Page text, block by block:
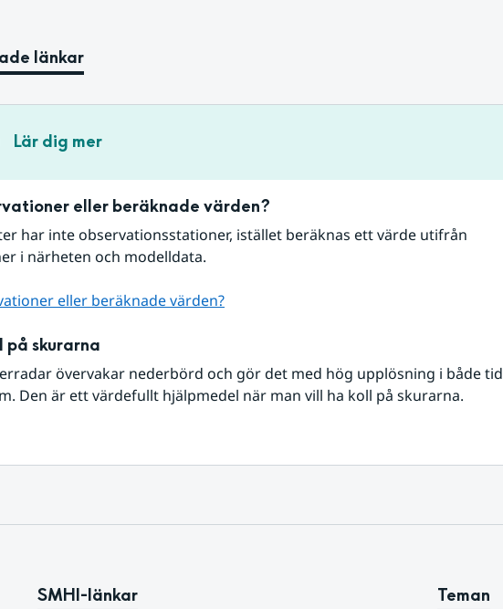
länkar
Lär dig mer
eller beräknade värden?
har inte observationsstationer, istället beräknas ett värde utifrån
i närheten och modelldata.
eller beräknade värden?
på skurarna
övervakar nederbörd och gör det med hög upplösning i både tid
Den är ett värdefullt hjälpmedel när man vill ha koll på skurarna.
SMHI-länkar Teman